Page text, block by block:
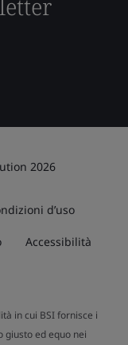
2026
d’uso
Accessibilità
in cui BSI fornisce i
giusto ed equo nei